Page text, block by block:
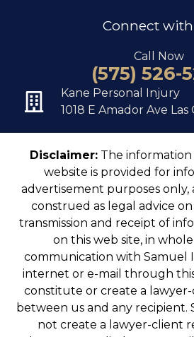
Connect
Call Now
(575) 526-
Kane Personal Injury
1018 E Amador Ave
Disclaimer: The
website is provided for
advertisement purposes
construed as legal advice
transmission and receipt of
on this web site, in
communication with Samuel
internet or e-mail through
constitute or create a
between us and any recipient.
not create a lawyer-client